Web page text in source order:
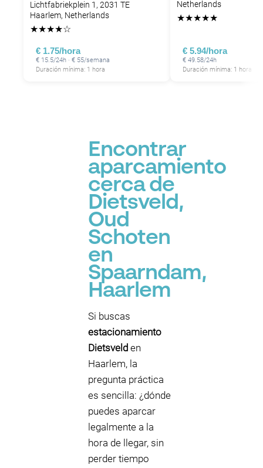
Lichtfabriekplein 1, 2031 TE
Haarlem, Netherlands
★★★★☆
€ 1.75/hora
€ 15.5/24h · € 55/semana
Duración mínima: 1 hora
Netherlands
★★★★★
€ 5.94/hora
€ 49.58/24h
Duración mínima: 1 hora
Encontrar
aparcamiento
cerca de
Dietsveld,
Oud
Schoten
en
Spaarndam,
Haarlem
Si buscas
estacionamiento
Dietsveld en
Haarlem, la
pregunta práctica
es sencilla: ¿dónde
puedes aparcar
legalmente a la
hora de llegar, sin
perder tiempo